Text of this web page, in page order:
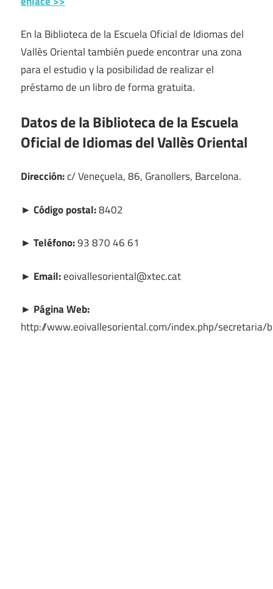
En la Biblioteca de la Escuela Oficial de Idiomas del
Vallès Oriental también puede encontrar una zona
para el estudio y la posibilidad de realizar el
préstamo de un libro de forma gratuita.
Datos de la Biblioteca de la Escuela
Oficial de Idiomas del Vallès Oriental
Dirección:c/ Veneçuela, 86, Granollers, Barcelona.
► Código postal:8402
► Teléfono:93 870 46 61
► Email:eoivallesoriental@xtec.cat
► Página Web:
http://www.eoivallesoriental.com/index.php/secretaria/